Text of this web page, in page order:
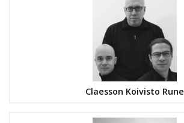
Claesson Koivisto Rune